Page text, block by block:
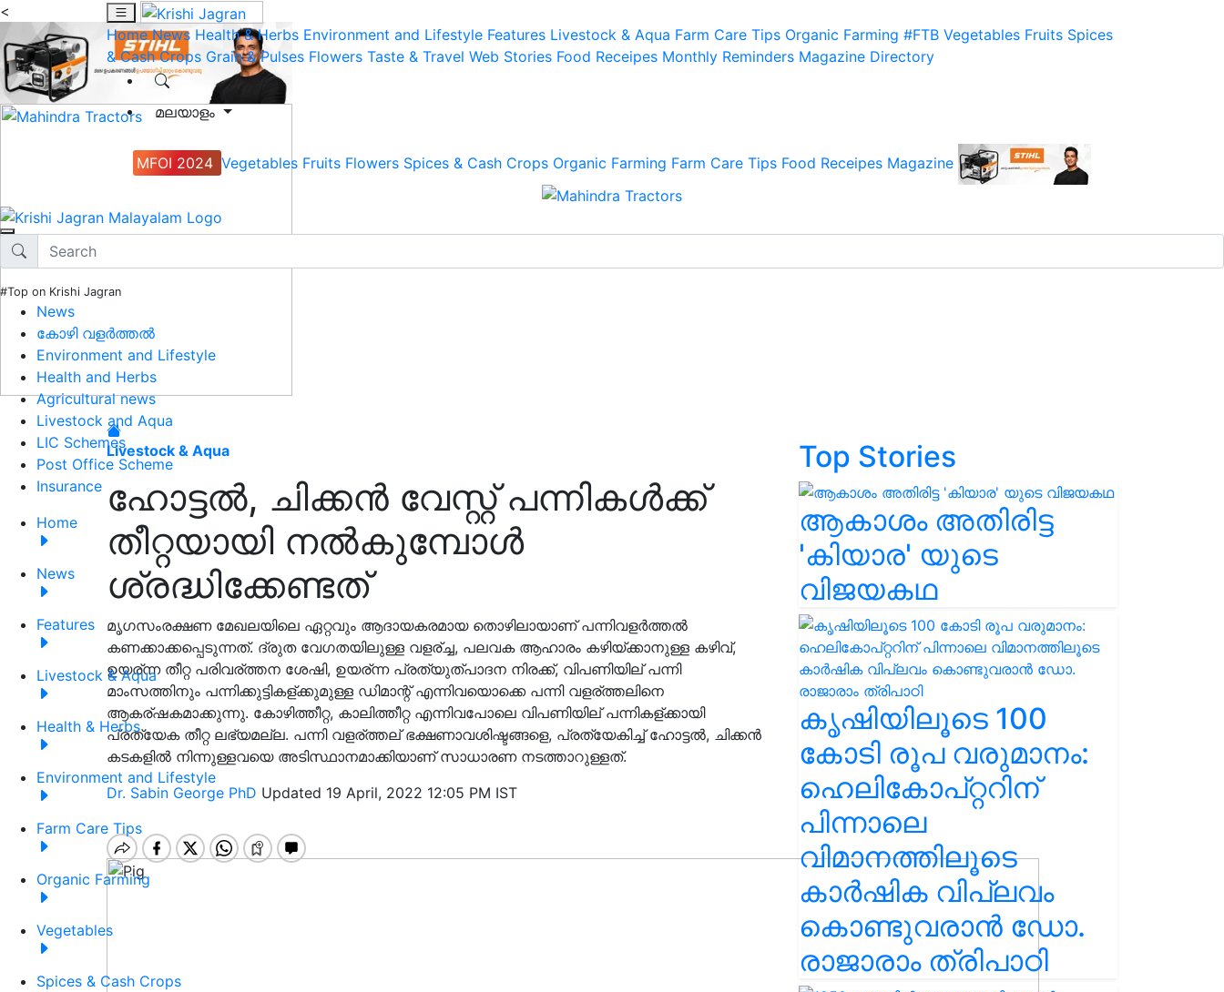
<
Home News Health & Herbs Environment and Lifestyle Features Livestock & Aqua Farm Care Tips Organic Farming #FTB Vegetables Fruits Spices
& Cash Crops Grain & Pulses Flowers Taste & Travel Web Stories Food Receipes Monthly Reminders Magazine Directory
മലയാളം
MFOI 2024 Vegetables Fruits Flowers Spices & Cash Crops Organic Farming Farm Care Tips Food Receipes Magazine
#Top on Krishi Jagran
News
കോഴി വളർത്തൽ
Environment and Lifestyle
Health and Herbs
Agricultural news
Livestock and Aqua
LIC Schemes
Post Office Scheme
Insurance
Home
News
Features
Livestock & Aqua
Health & Herbs
Environment and Lifestyle
Farm Care Tips
Organic Farming
Vegetables
Spices & Cash Crops
Livestock & Aqua
ഹോട്ടൽ, ചിക്കൻ വേസ്റ്റ് പന്നികൾക്ക്
തീറ്റയായി നൽകുമ്പോൾ
ശ്രദ്ധിക്കേണ്ടത്
മൃഗസംരക്ഷണ മേഖലയിലെ ഏറ്റവും ആദായകരമായ തൊഴിലായാണ് പന്നിവളർത്തൽ
കണക്കാക്കപ്പെടുന്നത്. ദ്രുത വേഗതയിലുള്ള വളര്ച്ച, പലവക ആഹാരം കഴിയ്ക്കാനുള്ള കഴിവ്,
ഉയര്ന്ന തീറ്റ പരിവര്ത്തന ശേഷി, ഉയര്ന്ന പ്രത്യുത്പാദന നിരക്ക്, വിപണിയില് പന്നി
മാംസത്തിനും പന്നിക്കുട്ടികള്ക്കുമുള്ള ഡിമാന്റ് എന്നിവയൊക്കെ പന്നി വളര്ത്തലിനെ
ആകര്ഷകമാക്കുന്നു. കോഴിത്തീറ്റ, കാലിത്തീറ്റ എന്നിവപോലെ വിപണിയില് പന്നികള്ക്കായി
പ്രത്യേക തീറ്റ ലഭ്യമല്ല. പന്നി വളര്ത്തല് ഭക്ഷണാവശിഷ്ടങ്ങളെ, പ്രത്യേകിച്ച് ഹോട്ടൽ, ചിക്കൻ
കടകളിൽ നിന്നുള്ളവയെ അടിസ്ഥാനമാക്കിയാണ് സാധാരണ നടത്താറുള്ളത്.
Dr. Sabin George PhD Updated 19 April, 2022 12:05 PM IST
Top Stories
ആകാശം അതിരിട്ട
'കിയാര' യുടെ
വിജയകഥ
കൃഷിയിലൂടെ 100
കോടി രൂപ വരുമാനം:
ഹെലികോപ്റ്ററിന്
പിന്നാലെ
വിമാനത്തിലൂടെ
കാർഷിക വിപ്ലവം
കൊണ്ടുവരാൻ ഡോ.
രാജാരാം ത്രിപാഠി